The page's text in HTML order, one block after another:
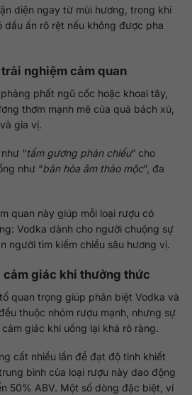
diện ngay từ mùi hương, trong khi
dấu ấn rõ rệt nếu không được pha
nghiệm cảm quan
phất ngũ cốc hoặc khoai tây,
thơm mạnh mẽ của quả bách xù,
gia vị.
“tấm gương phản chiếu” cho
như “bản hòa âm thảo mộc”, đa
quan này giúp mỗi loại rượu có
Vodka dành cho người chuộng sự
người tìm kiếm chiều sâu hương vị.
cảm giác khi thưởng thức
quan trọng giúp phân biệt Vodka và
thuộc nhóm rượu mạnh, nhưng sự
giác khi uống lại khá rõ ràng.
cất nhiều lần để đạt độ tinh khiết
bình của loại rượu này dao động
50% ABV. Một số dòng đặc biệt, ví